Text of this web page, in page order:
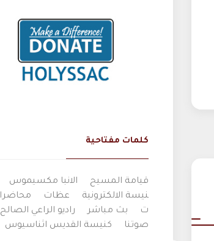
كلمات مفتاحية
قيامة المسيح الانبا مكسيموس
نيسة الالكترونية
عظات
محاضرا
ت
بث مباشر
راديو الراعي الصالح
صوتنا
كنيسة القديس اثناسيوس